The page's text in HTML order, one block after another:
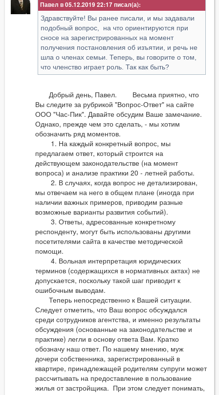
Павел в 05.12.2019 22:17
Здравствуйте! Вы ранее писали, и мы задавали
подобный вопрос, на что ориентируются при
сносе на зарегистрированных на момент
получения постановления об изъятии, и речь не
шла о членах семьи. Теперь, вы говорите о том,
что членство играет роль. Так как быть?
Добрый день, Павел. Весьма приятно, что
Вы следите за рубрикой "Вопрос-Ответ" на сайте
ООО "Час-Пик". Давайте обсудим Ваше замечание.
Однако, прежде чем это сделать, - мы хотим
обозначить ряд моментов.
1. На каждый конкретный вопрос, мы
предлагаем ответ, который строится на
действующем законодательстве (на момент
вопроса) и анализе практики 20 - летней работы.
2. В случаях, когда вопрос не детализирован,
мы отвечаем на него в общем плане (иногда при
наличии важных примеров, приводим разные
возможные варианты развития событий).
3. Ответы, адресованные конкретному
респонденту, могут быть использованы другими
посетителями сайта в качестве методической
помощи.
4. Вольная интерпретация юридических
терминов (содержащихся в нормативных актах) не
допускается, поскольку такой шаг приводит к
ошибочным выводам.
Теперь непосредственно к Вашей ситуации.
Следует отметить, что Ваш вопрос обсуждался
среди сотрудников агентства, и именно результаты
обсуждения (основанные на законодательстве и
практике) легли в основу ответа Вам. Кратко
обозначу наш ответ. По нашему мнению, муж
дочери собственника, зарегистрированный в
квартире, принадлежащей родителям супруги может
рассчитывать на предоставление в пользование
жилья от застройщика. При этом следует понимать,